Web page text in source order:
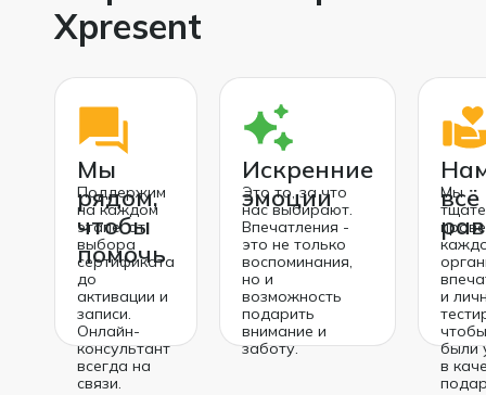
Xpresent
Мы
рядом,
чтобы
помочь
Поддержим
на каждом
этапе: от
выбора
сертификата
до
активации и
записи.
Онлайн-
консультант
всегда на
связи.
Искренние
эмоции
Это то, за что
нас выбирают.
Впечатления -
это не только
воспоминания,
но и
возможность
подарить
внимание и
заботу.
всё
Мы
и
были
в